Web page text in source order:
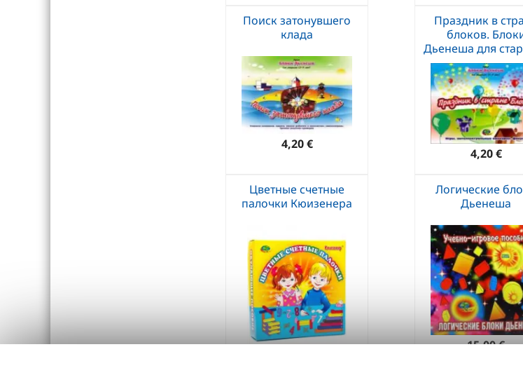
Поиск затонувшего
клада
4,20 €
Праздник в
блоков.
Дьенеша для
4,20 €
Цветные счетные
палочки Кюизенера
Логические
Дьенеша
15,00 €